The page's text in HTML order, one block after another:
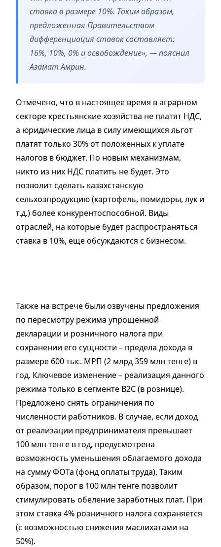
ставка в размере 10%. Таким образом,
предложенная Правительством
дифференциация ставок составляет:
16%, 10%, 0% и освобождение», — пояснил
Азамат Амрин.
Отмечено, что в настоящее время в аграрном
секторе крестьянские хозяйства не платят НДС,
а юридические лица в силу имеющихся льгот
платят только 30% от положенных к уплате
налогов в бюджет. По новым механизмам,
никто из них НДС платить не будет. Это
позволит сделать казахстанскую
сельхозпродукцию (картофель, помидоры, лук и
т.д.) более конкурентоспособной. Виды
отраслей, на которые будет распространяться
ставка в 10%, еще обсуждаются с бизнесом.
Также на встрече были озвучены предложения
по пересмотру режима упрощенной
декларации и розничного налога при
сохранении его сущности – предела дохода в
размере 600 тыс. МРП (2 млрд 359 млн тенге) в
год. Ключевое изменение – реализация данного
режима только в сегменте B2C (в рознице).
Предложено снять ограничения по
численности работников. В случае, если доход
от реализации предпринимателя превышает
100 млн тенге в год, предусмотрена
возможность уменьшения облагаемого дохода
на сумму ФОТа (фонд оплаты труда). Таким
образом, порог в 100 млн тенге позволит
стимулировать обеление заработных плат. При
этом ставка 4% розничного налога сохраняется
(с возможностью снижения маслихатами на
50%).